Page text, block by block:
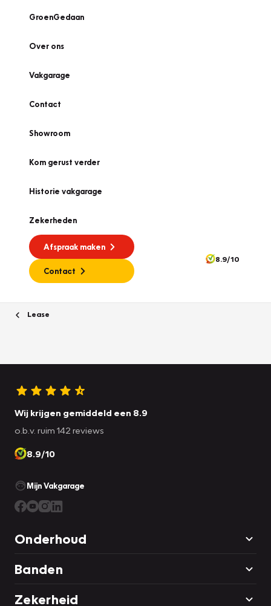
GroenGedaan
Over ons
Vakgarage
Contact
Showroom
Kom gerust verder
Historie vakgarage
Zekerheden
Afspraak maken
Contact
8.9/10
Lease
Wij krijgen gemiddeld een 8.9
o.b.v. ruim 142 reviews
8.9/10
Mijn Vakgarage
Onderhoud
Banden
Zekerheid